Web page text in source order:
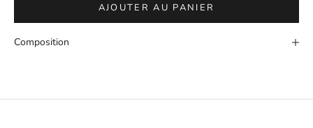
AJOUTER AU PANIER
Composition